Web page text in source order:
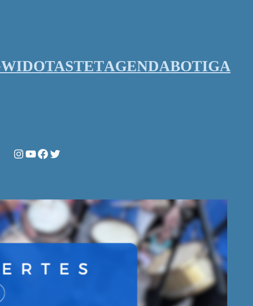
TASTETAGENDABOTIGA
Instagram
YouTube
Facebook
Twitter